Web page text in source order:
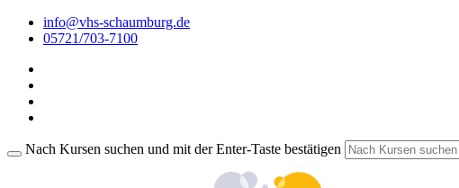
info@vhs-schaumburg.de
05721/703-7100
Nach Kursen suchen und mit der Enter-Taste bestätigen